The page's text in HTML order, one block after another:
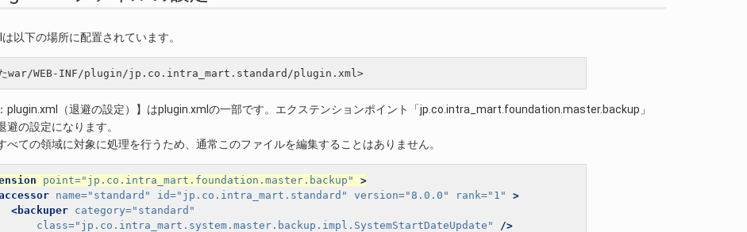
以下の場所に配置されています。
plugin.xml（退避の設定）】はplugin.xmlの一部です。エクステンションポイント「jp.co.intra_mart.foundation.master.backup」
避の設定になります。
べての領域に対象に処理を行うため、通常このファイルを編集することはありません。
point="jp.co.intra_mart.foundation.master.backup"
>
name="standard" id="jp.co.intra_mart.standard" version="8.0.0" rank="1"
>
<backuper category="standard"
class="jp.co.intra_mart.system.master.backup.impl.SystemStartDateUpdate"
/>